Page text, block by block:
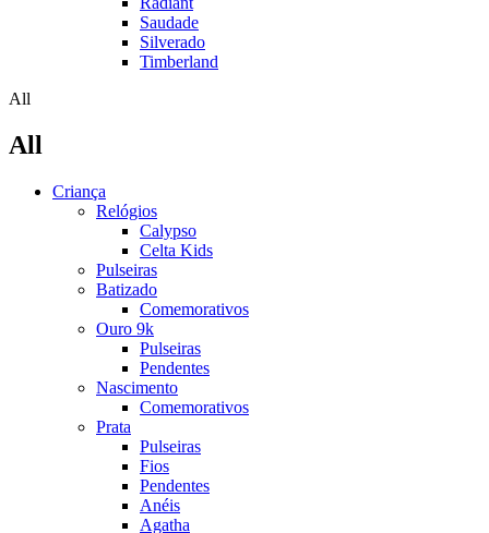
Saudade
Silverado
Timberland
All
All
Criança
Relógios
Calypso
Celta Kids
Pulseiras
Batizado
Comemorativos
Ouro 9k
Pulseiras
Pendentes
Nascimento
Comemorativos
Prata
Pulseiras
Fios
Pendentes
Anéis
Agatha